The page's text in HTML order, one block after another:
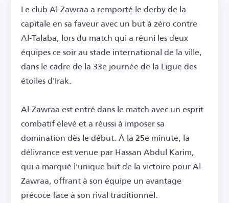
Le club Al-Zawraa a remporté le derby de la
capitale en sa faveur avec un but à zéro contre
Al-Talaba, lors du match qui a réuni les deux
équipes ce soir au stade international de la ville,
dans le cadre de la 33e journée de la Ligue des
étoiles d'Irak.
Al-Zawraa est entré dans le match avec un esprit
combatif élevé et a réussi à imposer sa
domination dès le début. À la 25e minute, la
délivrance est venue par Hassan Abdul Karim,
qui a marqué l'unique but de la victoire pour Al-
Zawraa, offrant à son équipe un avantage
précoce face à son rival traditionnel.